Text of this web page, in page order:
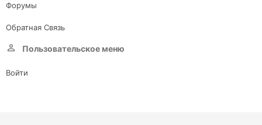
Форумы
Обратная Связь
Пользовательское меню
Войти